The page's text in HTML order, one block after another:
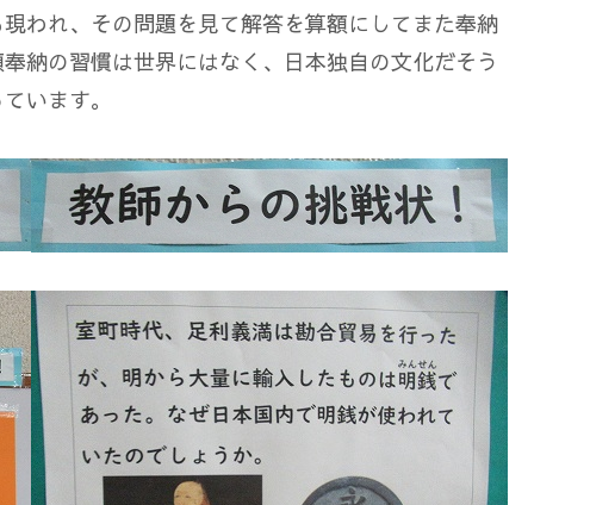
われ、その問題を見て解答を算額にしてまた奉納
納の習慣は世界にはなく、日本独自の文化だそう
います。